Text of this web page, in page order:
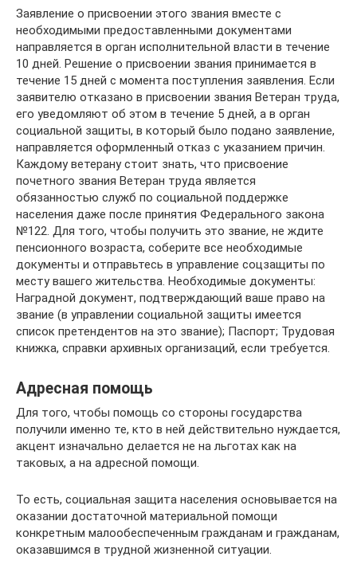
Заявление о присвоении этого звания вместе с
необходимыми предоставленными документами
направляется в орган исполнительной власти в течение
10 дней. Решение о присвоении звания принимается в
течение 15 дней с момента поступления заявления. Если
заявителю отказано в присвоении звания Ветеран труда,
его уведомляют об этом в течение 5 дней, а в орган
социальной защиты, в который было подано заявление,
направляется оформленный отказ с указанием причин.
Каждому ветерану стоит знать, что присвоение
почетного звания Ветеран труда является
обязанностью служб по социальной поддержке
населения даже после принятия Федерального закона
№122. Для того, чтобы получить это звание, не ждите
пенсионного возраста, соберите все необходимые
документы и отправьтесь в управление соцзащиты по
месту вашего жительства. Необходимые документы:
Наградной документ, подтверждающий ваше право на
звание (в управлении социальной защиты имеется
список претендентов на это звание); Паспорт; Трудовая
книжка, справки архивных организаций, если требуется.
Адресная помощь
Для того, чтобы помощь со стороны государства
получили именно те, кто в ней действительно нуждается,
акцент изначально делается не на льготах как на
таковых, а на адресной помощи.
То есть, социальная защита населения основывается на
оказании достаточной материальной помощи
конкретным малообеспеченным гражданам и гражданам,
оказавшимся в трудной жизненной ситуации.